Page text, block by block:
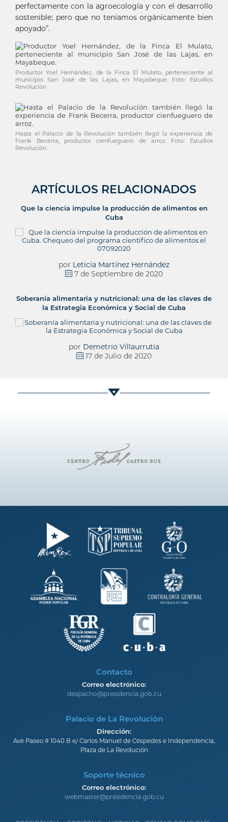
perfectamente con la agroecología y con el desarrollo
sostenible; pero que no teníamos orgánicamente bien
apoyado”.
Productor Yoel Hernández, de la Finca El Mulato, perteneciente al
municipio San José de las Lajas, en Mayabeque. Foto: Estudios
Revolución
Hasta el Palacio de la Revolución también llegó la experiencia de
Frank Becerra, productor cienfueguero de arroz. Foto: Estudios
Revolución.
ARTÍCULOS RELACIONADOS
Que la ciencia impulse la producción de alimentos en
Cuba
por Leticia Martínez Hernández
7 de Septiembre de 2020
Soberanía alimentaria y nutricional: una de las claves de
la Estrategia Económica y Social de Cuba
por Demetrio Villaurrutia
17 de Julio de 2020
Contacto
Correo electrónico:
despacho@presidencia.gob.cu
Palacio de La Revolución
Dirección:
Ave Paseo # 1040 B e/ Carlos Manuel de Céspedes e Independencia,
Plaza de La Revolución
Soporte técnico
Correo electrónico:
webmaster@presidencia.gob.cu